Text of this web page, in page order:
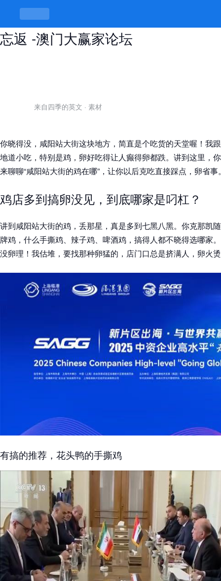
咸阳站大街的鸡在哪，地道美味让人
忘返 -澳门大赢家论坛
来自四季的英文 · 素材
你晓得没，咸阳站大街这块地方，简直是个吃货的天堂喔！我
地道小吃，特别是鸡，卵好吃得让人癫得卵都跌。讲到这里，
来聊聊“咸阳站大街的鸡在哪”，让你以后克吃直接踩点，卵省事
鸡店多到搞卵没见，到底哪家是叼杠？
讲到咸阳站大街的鸡，丢那星，真是多到七黑八黑。你克那凯
牌鸡，什么手撕鸡、辣子鸡、啤酒鸡，搞得人都不晓得选哪家
没卵理！我估堆，要找那种卵猛的，店门口总是挤满人，卵火
有搞的推荐，花头鸭的手撕鸡